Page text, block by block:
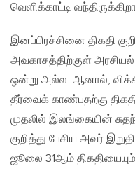
வெளிக்காட்டி
இனப்பிரச்சினை திகதி
அவகாசத்திற்குள்
ஒன்று அல்ல. ஆனால்,
தீர்வைக் காண்பதற்கு
முதலில் இலங்கையின்
குறித்து பேசிய அவர்
ஜூலை 31ஆம்